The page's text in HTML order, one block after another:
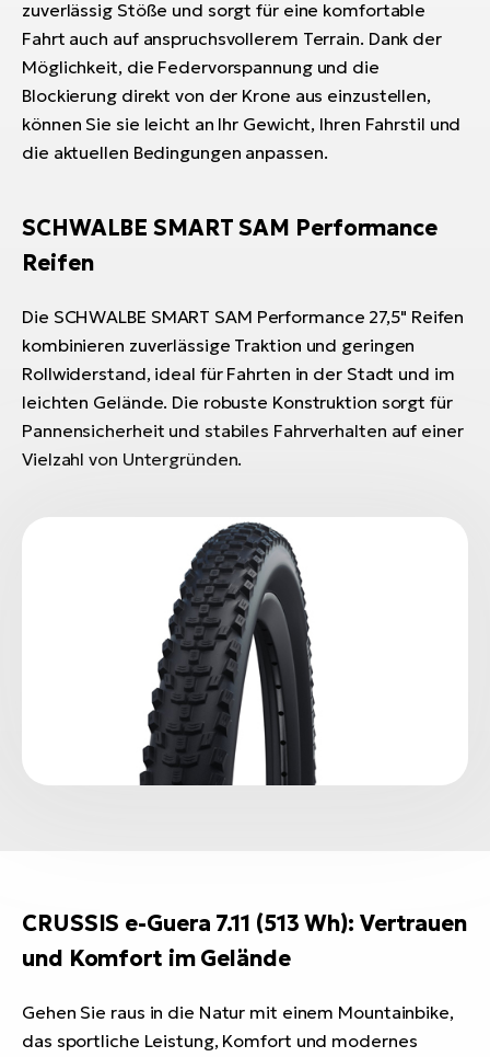
zuverlässig Stöße und sorgt für eine komfortable
Fahrt auch auf anspruchsvollerem Terrain. Dank der
Möglichkeit, die Federvorspannung und die
Blockierung direkt von der Krone aus einzustellen,
können Sie sie leicht an Ihr Gewicht, Ihren Fahrstil und
die aktuellen Bedingungen anpassen.
SCHWALBE SMART SAM Performance
Reifen
Die SCHWALBE SMART SAM Performance 27,5" Reifen
kombinieren zuverlässige Traktion und geringen
Rollwiderstand, ideal für Fahrten in der Stadt und im
leichten Gelände. Die robuste Konstruktion sorgt für
Pannensicherheit und stabiles Fahrverhalten auf einer
Vielzahl von Untergründen.
CRUSSIS e-Guera 7.11 (513 Wh): Vertrauen
und Komfort im Gelände
Gehen Sie raus in die Natur mit einem Mountainbike,
das sportliche Leistung, Komfort und modernes